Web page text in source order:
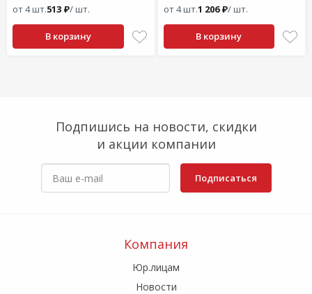
от 4 шт.513 ₽/ шт.
В корзину
от 4 шт.1 206 ₽/ шт.
В корзину
Подпишись на новости, скидки
и акции компании
Подписаться
Компания
Юр.лицам
Новости